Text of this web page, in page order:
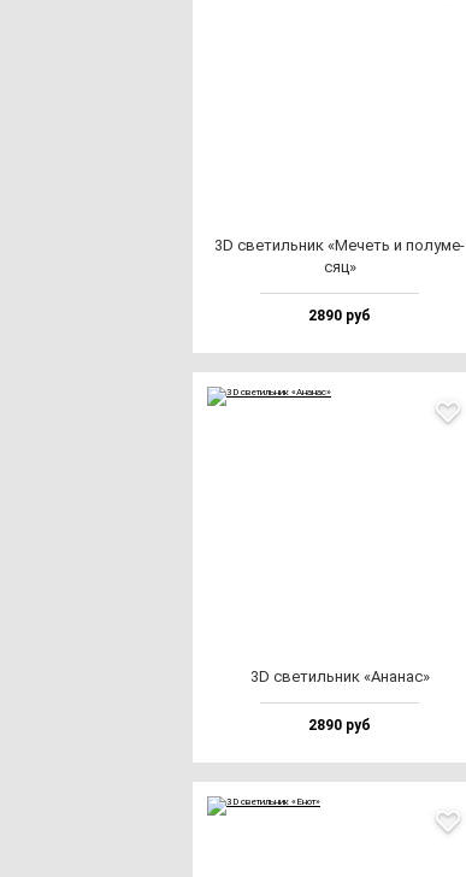
3D све­тиль­ник «Мечеть и по­лу­ме­
сяц»
2890 руб
3D све­тиль­ник «Ана­нас»
2890 руб